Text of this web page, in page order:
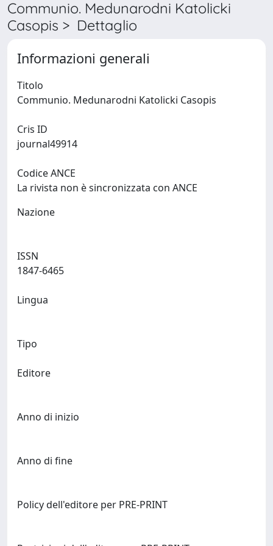
Communio. Medunarodni Katolicki
Casopis > Dettaglio
Informazioni generali
Titolo
Cris ID
Codice ANCE
La rivista non è sincronizzata con ANCE
Nazione
ISSN
Lingua
Tipo
Editore
Anno di inizio
Anno di fine
Policy dell'editore per PRE-PRINT